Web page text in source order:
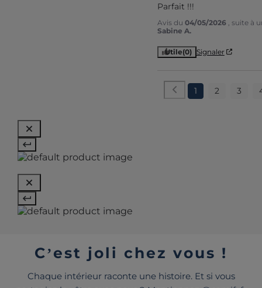
Parfait !!!
Avis du 04/05/2026
, suite à
Sabine A.
Utile(0) Signaler
1 2 3
C’est joli chez vous !
Chaque intérieur raconte une histoire. Et si vous